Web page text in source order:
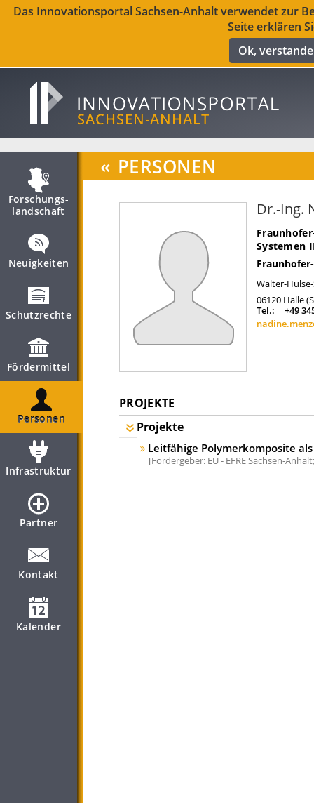
Das Innovationsportal Sachsen-Anhalt verwendet zur
Seite erklären
Ok,
Forschungs­
landschaft
Neuigkeiten
Schutzrechte
Fördermittel
Personen
Infrastruktur
Partner
Kontakt
Kalender
« PERSONEN
Dr.-Ing.
Systemen
Walter-
06120 Halle
Tel.:
+49
PROJEKTE
Projekte
Leitfähige Polymerkomposite
Fördergeber: EU - EFRE Sachsen-Anhalt;